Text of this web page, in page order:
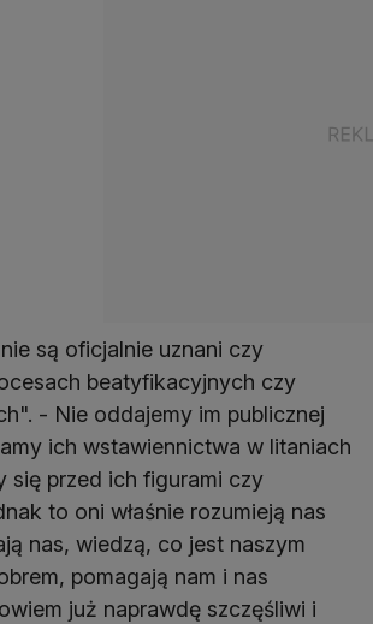
są oficjalnie uznani czy
beatyfikacyjnych czy
- Nie oddajemy im publicznej
ich wstawiennictwa w litaniach
się przed ich figurami czy
to oni właśnie rozumieją nas
nas, wiedzą, co jest naszym
pomagają nam i nas
już naprawdę szczęśliwi i